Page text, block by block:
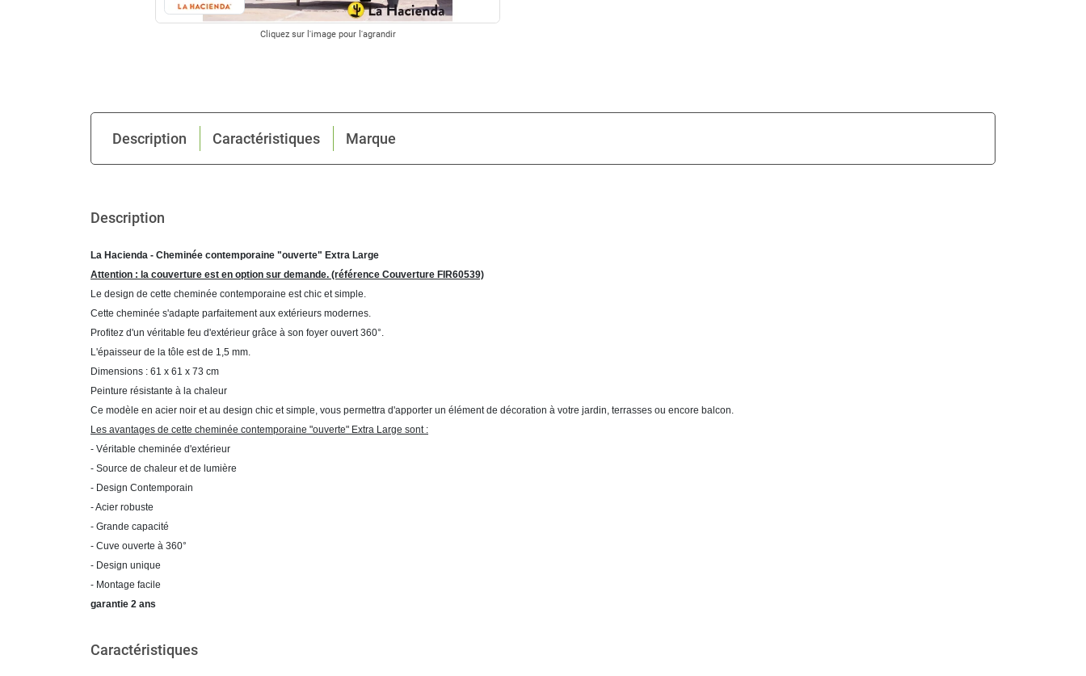
Cliquez sur l'image pour l'agrandir
Description Caractéristiques Marque
Description
La Hacienda - Cheminée contemporaine "ouverte" Extra Large
Attention : la couverture est en option sur demande. (référence Couverture FIR60539)
Le design de cette cheminée contemporaine est chic et simple.
Cette cheminée s'adapte parfaitement aux extérieurs modernes.
Profitez d'un véritable feu d'extérieur grâce à son foyer ouvert 360°.
L'épaisseur de la tôle est de 1,5 mm.
Dimensions : 61 x 61 x 73 cm
Peinture résistante à la chaleur
Ce modèle en acier noir et au design chic et simple, vous permettra d'apporter un élément de décoration à votre jardin, terrasses ou encore balcon.
Les avantages de cette cheminée contemporaine "ouverte" Extra Large sont :
- Véritable cheminée d'extérieur
- Source de chaleur et de lumière
- Design Contemporain
- Acier robuste
- Grande capacité
- Cuve ouverte à 360°
- Design unique
- Montage facile
garantie 2 ans
Caractéristiques